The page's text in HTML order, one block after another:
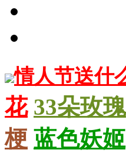
情人节送什
花 33朵玫瑰
梗 蓝色妖姬